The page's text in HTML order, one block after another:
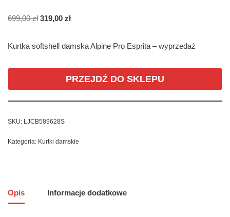
699,00zł 319,00 zł
Kurtka softshell damska Alpine Pro Esprita – wyprzedaż
PRZEJDŹ DO SKLEPU
SKU: LJCB589628S
Kategoria: Kurtki damskie
Opis Informacje dodatkowe